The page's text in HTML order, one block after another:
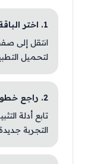
1. اختر الباقة المناسبة
انتقل إلى
لتحميل
2. راجع خطوات التثبيت
تابع أدلة
التجربة